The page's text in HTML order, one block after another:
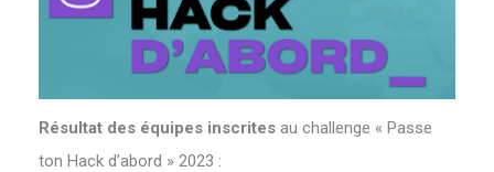
Résultat des équipes inscrites au challenge « Passe
ton Hack d’abord » 2023 :